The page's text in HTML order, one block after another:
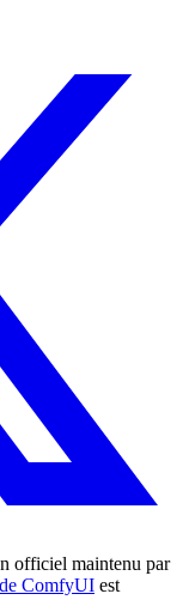
officiel maintenu par
ComfyUI est